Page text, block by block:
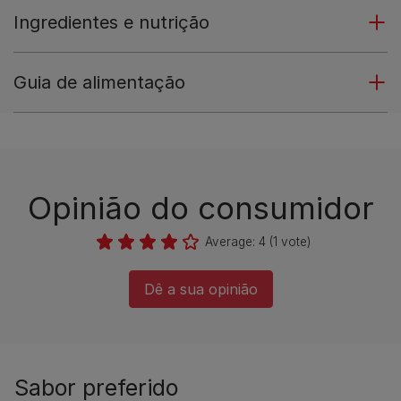
Ingredientes e nutrição
Guia de alimentação
Opinião do consumidor​
Average: 4 (1 vote)
Dê a sua opinião​
Sabor preferido